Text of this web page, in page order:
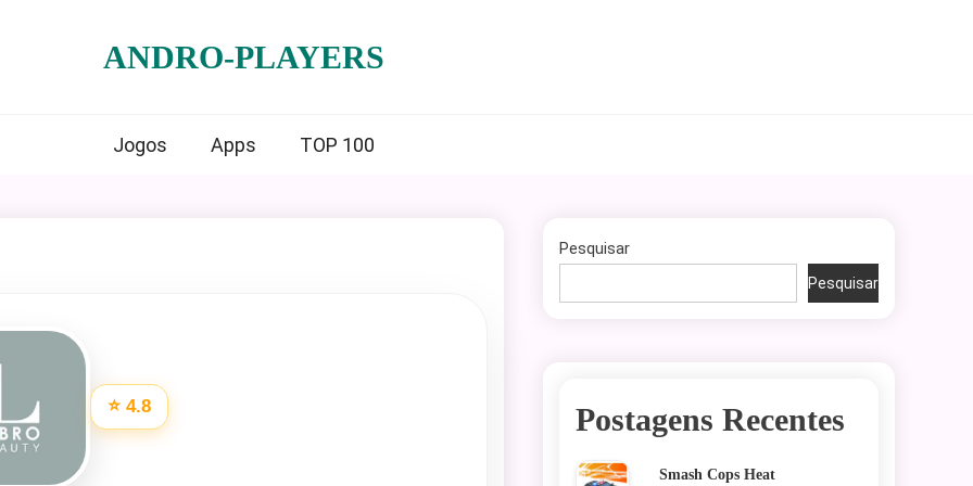
ANDRO-PLAYERS
Jogos Apps TOP 100
⭐ 4.8
Pesquisar
Pesquisar
Postagens Recentes
Smash Cops Heat